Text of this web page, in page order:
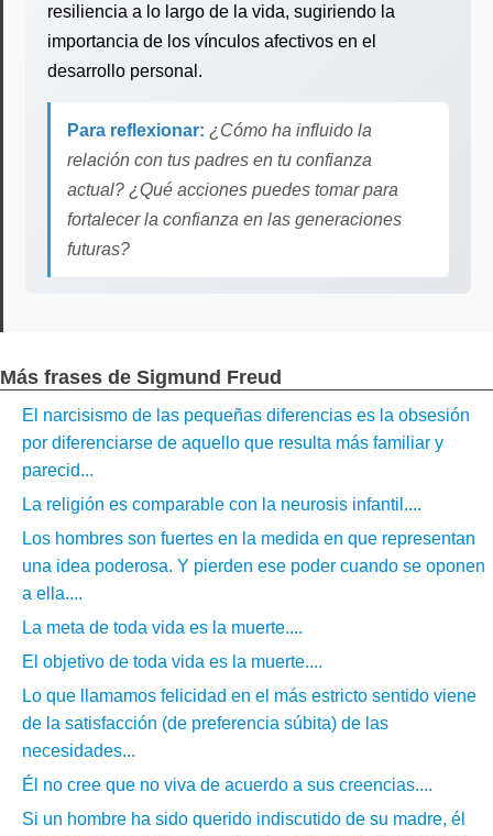
resiliencia a lo largo de la vida, sugiriendo la
importancia de los vínculos afectivos en el
desarrollo personal.
Para reflexionar: ¿Cómo ha influido la
relación con tus padres en tu confianza
actual? ¿Qué acciones puedes tomar para
fortalecer la confianza en las generaciones
futuras?
Más frases de Sigmund Freud
El narcisismo de las pequeñas diferencias es la obsesión
por diferenciarse de aquello que resulta más familiar y
parecid...
La religión es comparable con la neurosis infantil....
Los hombres son fuertes en la medida en que representan
una idea poderosa. Y pierden ese poder cuando se oponen
a ella....
La meta de toda vida es la muerte....
El objetivo de toda vida es la muerte....
Lo que llamamos felicidad en el más estricto sentido viene
de la satisfacción (de preferencia súbita) de las
necesidades...
Él no cree que no viva de acuerdo a sus creencias....
Si un hombre ha sido querido indiscutido de su madre, él